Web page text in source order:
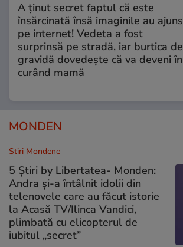
A ținut secret faptul că este
însărcinată însă imaginile au ajuns
pe internet! Vedeta a fost
surprinsă pe stradă, iar burtica de
gravidă dovedește că va deveni în
curând mamă
MONDEN
Stiri Mondene
5 Știri by Libertatea- Monden:
Andra și-a întâlnit idolii din
telenovele care au făcut istorie
la Acasă TV/Ilinca Vandici,
plimbată cu elicopterul de
iubitul „secret”